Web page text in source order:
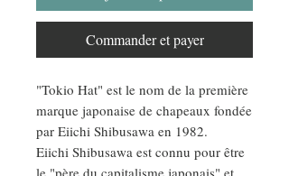
Commander et payer
"Tokio Hat" est le nom de la première
marque japonaise de chapeaux fondée
par Eiichi Shibusawa en 1982.
Eiichi Shibusawa est connu pour être
le "père du capitalisme japonais" et